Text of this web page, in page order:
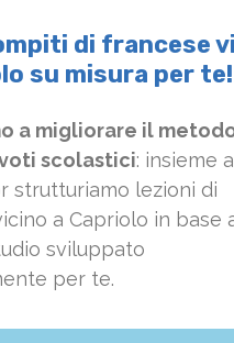
di francese
su misura per te!
a migliorare il
scolastici: insieme
strutturiamo lezioni di
a Capriolo in base
sviluppato
per te.